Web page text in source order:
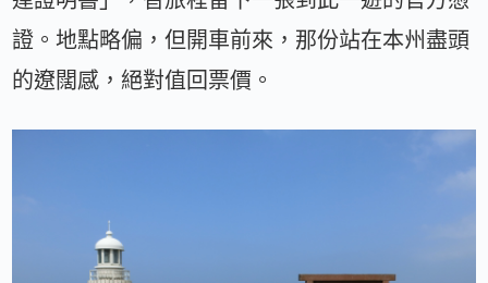
證。地點略偏，但開車前來，那份站在本州盡頭
的遼闊感，絕對值回票價。